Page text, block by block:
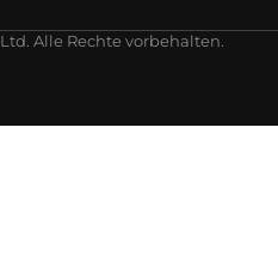
Alle Rechte vorbehalten.